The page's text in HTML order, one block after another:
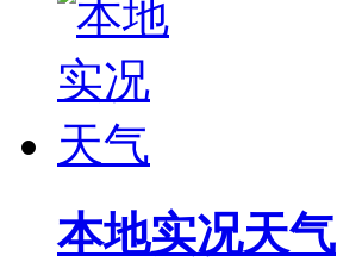
本地实况天气